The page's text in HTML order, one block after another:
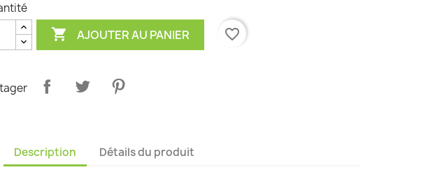
 AJOUTER AU PANIER favorite_border
Description Détails du produit